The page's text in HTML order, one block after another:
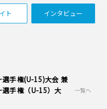
ト インタビュー
手権(U-15)大会 兼
選手権（U-15）大
一覧へ